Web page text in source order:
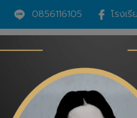
0856116105 โรงเ
ปฏิทินกิจกรรม